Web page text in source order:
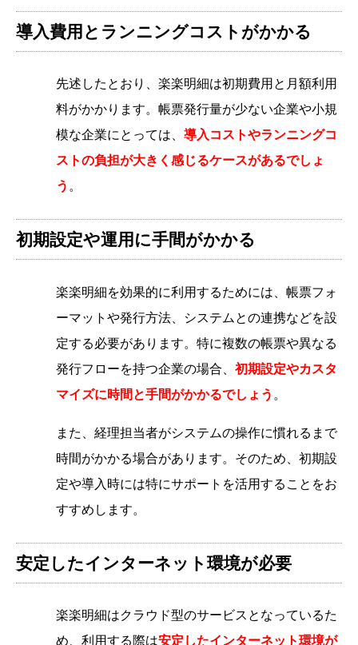
導入費用とランニングコストがかかる
先述したとおり、楽楽明細は初期費用と月額利用
料がかかります。帳票発行量が少ない企業や小規
模な企業にとっては、 導入コストやランニングコ
ストの負担が大きく感じるケースがあるでしょ
う 。
初期設定や運用に手間がかかる
楽楽明細を効果的に利用するためには、帳票フォ
ーマットや発行方法、システムとの連携などを設
定する必要があります。特に複数の帳票や異なる
発行フローを持つ企業の場合、 初期設定やカスタ
マイズに時間と手間がかかるでしょう 。
また、経理担当者がシステムの操作に慣れるまで
時間がかかる場合があります。そのため、初期設
定や導入時には特にサポートを活用することをお
すすめします。
安定したインターネット環境が必要
楽楽明細はクラウド型のサービスとなっているた
め、利用する際は安定したインターネット環境が